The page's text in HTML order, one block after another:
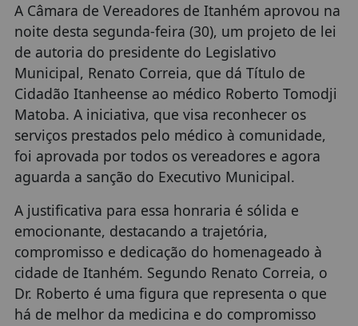
A Câmara de Vereadores de Itanhém aprovou na
noite desta segunda-feira (30), um projeto de lei
de autoria do presidente do Legislativo
Municipal, Renato Correia, que dá Título de
Cidadão Itanheense ao médico Roberto Tomodji
Matoba. A iniciativa, que visa reconhecer os
serviços prestados pelo médico à comunidade,
foi aprovada por todos os vereadores e agora
aguarda a sanção do Executivo Municipal.
A justificativa para essa honraria é sólida e
emocionante, destacando a trajetória,
compromisso e dedicação do homenageado à
cidade de Itanhém. Segundo Renato Correia, o
Dr. Roberto é uma figura que representa o que
há de melhor da medicina e do compromisso